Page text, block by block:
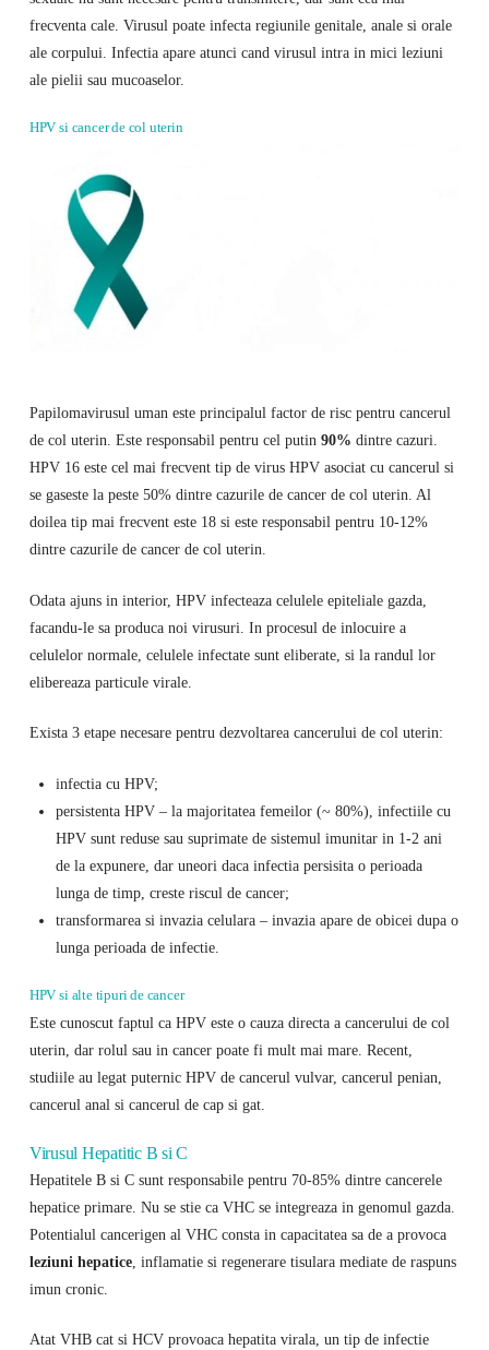
frecventa cale. Virusul poate infecta regiunile genitale, anale si orale
ale corpului. Infectia apare atunci cand virusul intra in mici leziuni
ale pielii sau mucoaselor.
HPV si cancer de col uterin
Papilomavirusul uman este principalul factor de risc pentru cancerul
de col uterin. Este responsabil pentru cel putin 90% dintre cazuri.
HPV 16 este cel mai frecvent tip de virus HPV asociat cu cancerul si
se gaseste la peste 50% dintre cazurile de cancer de col uterin. Al
doilea tip mai frecvent este 18 si este responsabil pentru 10-12%
dintre cazurile de cancer de col uterin.
Odata ajuns in interior, HPV infecteaza celulele epiteliale gazda,
facandu-le sa produca noi virusuri. In procesul de inlocuire a
celulelor normale, celulele infectate sunt eliberate, si la randul lor
elibereaza particule virale.
Exista 3 etape necesare pentru dezvoltarea cancerului de col uterin:
infectia cu HPV;
persistenta HPV – la majoritatea femeilor (~ 80%), infectiile cu
HPV sunt reduse sau suprimate de sistemul imunitar in 1-2 ani
de la expunere, dar uneori daca infectia persisita o perioada
lunga de timp, creste riscul de cancer;
transformarea si invazia celulara – invazia apare de obicei dupa o
lunga perioada de infectie.
HPV si alte tipuri de cancer
Este cunoscut faptul ca HPV este o cauza directa a cancerului de col
uterin, dar rolul sau in cancer poate fi mult mai mare. Recent,
studiile au legat puternic HPV de cancerul vulvar, cancerul penian,
cancerul anal si cancerul de cap si gat.
Virusul Hepatitic B si C
Hepatitele B si C sunt responsabile pentru 70-85% dintre cancerele
hepatice primare. Nu se stie ca VHC se integreaza in genomul gazda.
Potentialul cancerigen al VHC consta in capacitatea sa de a provoca
leziuni hepatice, inflamatie si regenerare tisulara mediate de raspuns
imun cronic.
Atat VHB cat si HCV provoaca hepatita virala, un tip de infectie